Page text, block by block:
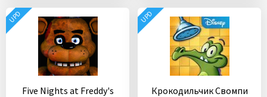
Five Nights at Freddy's
UPD
Крокодильчик Свомпи
UPD